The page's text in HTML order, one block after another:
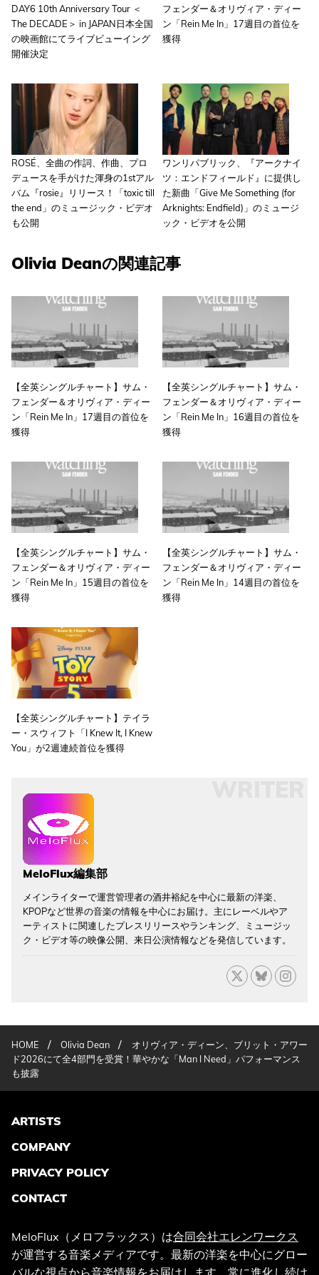
DAY6 10th Anniversary Tour ＜
The DECADE＞ in JAPAN日本全国
の映画館にてライブビューイング
開催決定
フェンダー＆オリヴィア・ディー
ン「Rein Me In」17週目の首位を
獲得
ROSÉ、全曲の作詞、作曲、プロ
デュースを手がけた渾身の1stアル
バム『rosie』リリース！「toxic till
the end」のミュージック・ビデオ
も公開
ワンリパブリック、『アークナイ
ツ：エンドフィールド』に提供し
た新曲「Give Me Something (for
Arknights: Endfield)」のミュージ
ック・ビデオを公開
Olivia Deanの関連記事
【全英シングルチャート】サム・
フェンダー＆オリヴィア・ディー
ン「Rein Me In」17週目の首位を
獲得
【全英シングルチャート】サム・
フェンダー＆オリヴィア・ディー
ン「Rein Me In」16週目の首位を
獲得
【全英シングルチャート】サム・
フェンダー＆オリヴィア・ディー
ン「Rein Me In」15週目の首位を
獲得
【全英シングルチャート】サム・
フェンダー＆オリヴィア・ディー
ン「Rein Me In」14週目の首位を
獲得
【全英シングルチャート】テイラ
ー・スウィフト「I Knew It, I Knew
You」が2週連続首位を獲得
MeloFlux編集部
メインライターで運営管理者の酒井裕紀を中心に最新の洋楽、
KPOPなど世界の音楽の情報を中心にお届け。主にレーベルやア
ーティストに関連したプレスリリースやランキング、ミュージッ
ク・ビデオ等の映像公開、来日公演情報などを発信しています。
HOME / Olivia Dean /
オリヴィア・ディーン、ブリット・アワー
ド2026にて全4部門を受賞！華やかな「Man I Need」パフォーマンス
も披露
ARTISTS
COMPANY
PRIVACY POLICY
CONTACT
MeloFlux（メロフラックス）は合同会社エレンワークス
が運営する音楽メディアです。最新の洋楽を中心にグロー